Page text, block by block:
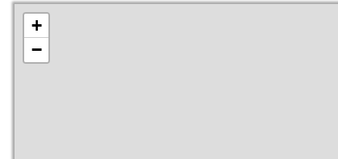
+
−